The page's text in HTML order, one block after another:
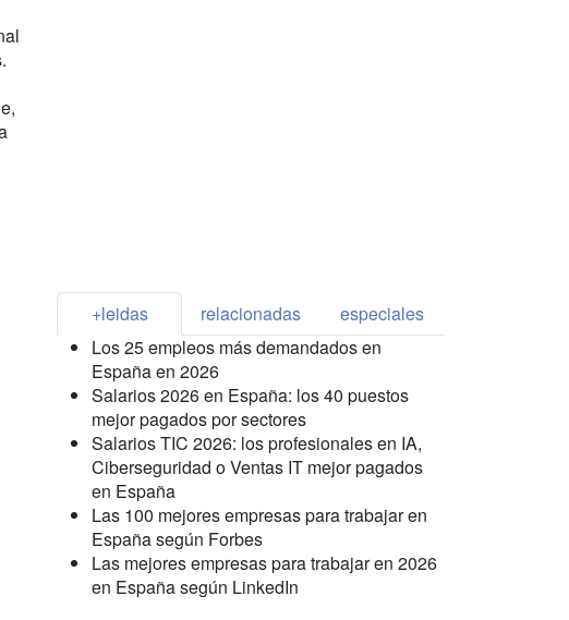
+leidas relacionadas
especiales
Los 25 empleos más demandados en
España en 2026
Salarios 2026 en España: los 40 puestos
mejor pagados por sectores
Salarios TIC 2026: los profesionales en IA,
Ciberseguridad o Ventas IT mejor pagados
en España
Las 100 mejores empresas para trabajar en
España según Forbes
Las mejores empresas para trabajar en 2026
en España según LinkedIn